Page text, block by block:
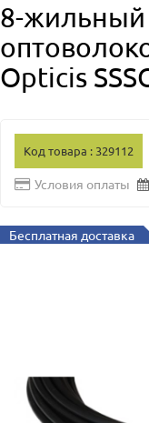
8-
Opticis
Код товара : 329112
Условия оплаты
Бесплатная доставка